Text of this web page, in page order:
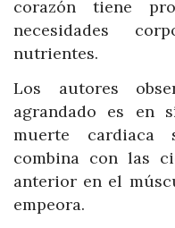
corazón tiene
necesidades
nutrientes.
Los autores
agrandado es en
muerte cardiaca
combina con las
anterior en el
empeora.